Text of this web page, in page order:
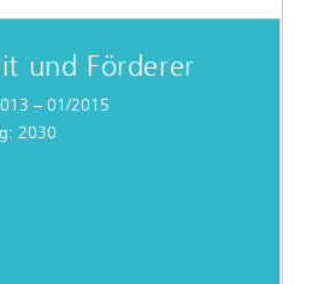
und Förderer
– 01/2015
2030